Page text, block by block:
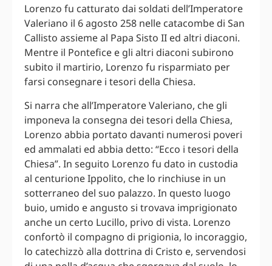
Lorenzo fu catturato dai soldati dell’Imperatore
Valeriano il 6 agosto 258 nelle catacombe di San
Callisto assieme al Papa Sisto II ed altri diaconi.
Mentre il Pontefice e gli altri diaconi subirono
subito il martirio, Lorenzo fu risparmiato per
farsi consegnare i tesori della Chiesa.
Si narra che all’Imperatore Valeriano, che gli
imponeva la consegna dei tesori della Chiesa,
Lorenzo abbia portato davanti numerosi poveri
ed ammalati ed abbia detto: “Ecco i tesori della
Chiesa”. In seguito Lorenzo fu dato in custodia
al centurione Ippolito, che lo rinchiuse in un
sotterraneo del suo palazzo. In questo luogo
buio, umido e angusto si trovava imprigionato
anche un certo Lucillo, privo di vista. Lorenzo
confortò il compagno di prigionia, lo incoraggio,
lo catechizzò alla dottrina di Cristo e, servendosi